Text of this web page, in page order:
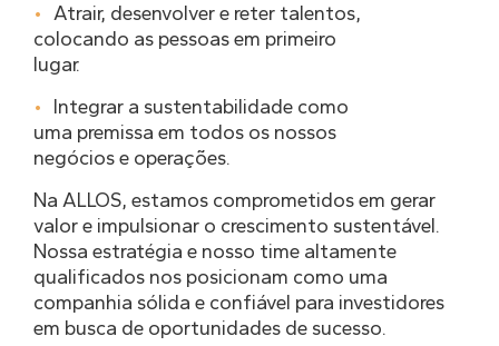
Atrair, desenvolver e reter talentos,
colocando as pessoas em primeiro
lugar.
Integrar a sustentabilidade como
uma premissa em todos os nossos
negócios e operações.
Na ALLOS, estamos comprometidos em gerar
valor e impulsionar o crescimento sustentável.
Nossa estratégia e nosso time altamente
qualificados nos posicionam como uma
companhia sólida e confiável para investidores
em busca de oportunidades de sucesso.